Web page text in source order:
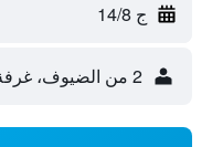
ج 14/8
2 من الضيوف، غرفة واحدة